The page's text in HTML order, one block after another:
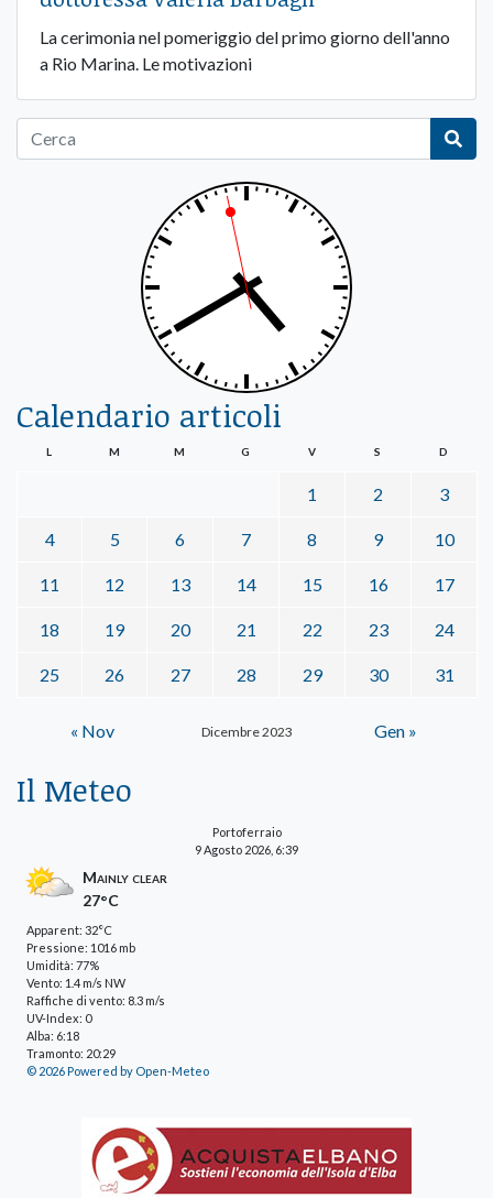
La cerimonia nel pomeriggio del primo giorno dell'anno
a Rio Marina. Le motivazioni
Calendario articoli
Dicembre 2023
L M M G V S D
1 2 3
4 5 6 7 8 9 10
11 12 13 14 15 16 17
18 19 20 21 22 23 24
25 26 27 28 29 30 31
« Nov Gen »
Il Meteo
Portoferraio
9 Agosto 2026, 6:39
Mainly clear
27°C
Apparent: 32°C
Pressione: 1016 mb
Umidità: 77%
Vento: 1.4 m/s NW
Raffiche di vento: 8.3 m/s
UV-Index: 0
Alba: 6:18
Tramonto: 20:29
© 2026 Powered by Open-Meteo